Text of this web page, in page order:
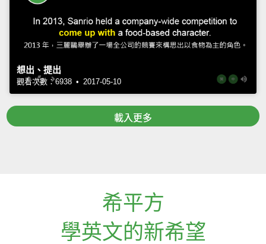
想出、提出
觀看次數：6938 • 2017-05-10
載入更多
希平方
學英文的新希望